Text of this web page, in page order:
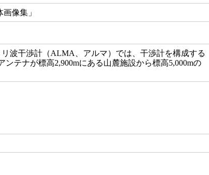
像集」
波干渉計（ALMA、アルマ）では、干渉計を構成する
テナが標高2,900mにある山麓施設から標高5,000mの